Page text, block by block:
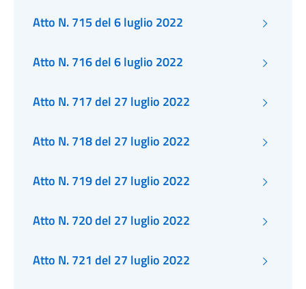
Atto N. 715 del 6 luglio 2022
Atto N. 716 del 6 luglio 2022
Atto N. 717 del 27 luglio 2022
Atto N. 718 del 27 luglio 2022
Atto N. 719 del 27 luglio 2022
Atto N. 720 del 27 luglio 2022
Atto N. 721 del 27 luglio 2022